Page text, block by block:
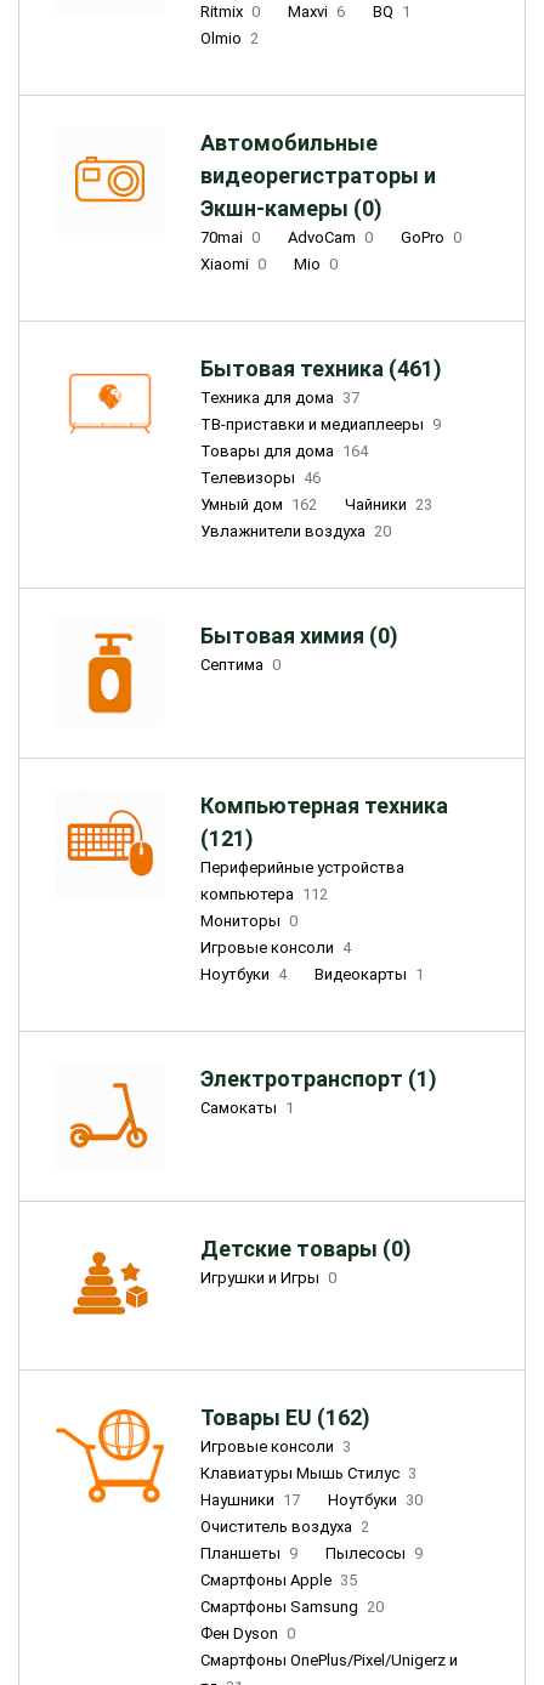
Ritmix 0 Maxvi 6 BQ 1
Olmio 2
Автомобильные
видеорегистраторы и
Экшн-камеры (0)
70mai 0 AdvoCam 0 GoPro 0
Xiaomi 0 Mio 0
Бытовая техника (461)
Техника для дома 37
ТВ-приставки и медиаплееры 9
Товары для дома 164
Телевизоры 46
Умный дом 162 Чайники 23
Увлажнители воздуха 20
Бытовая химия (0)
Септима 0
Компьютерная техника
(121)
Периферийные устройства
компьютера 112
Мониторы 0
Игровые консоли 4
Ноутбуки 4 Видеокарты 1
Электротранспорт (1)
Самокаты 1
Детские товары (0)
Игрушки и Игры 0
Товары EU (162)
Игровые консоли 3
Клавиатуры Мышь Стилус 3
Наушники 17 Ноутбуки 30
Очиститель воздуха 2
Планшеты 9 Пылесосы 9
Смартфоны Apple 35
Смартфоны Samsung 20
Фен Dyson 0
Смартфоны OnePlus/Pixel/Unigerz и